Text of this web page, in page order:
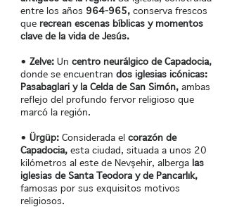
entre los años 964-965, conserva frescos
que recrean escenas bíblicas y momentos
clave de la vida de Jesús.
• Zelve: Un centro neurálgico de Capadocia,
donde se encuentran dos iglesias icónicas:
Pasabaglari y la Celda de San Simón, ambas
reflejo del profundo fervor religioso que
marcó la región.
• Ürgüp: Considerada el corazón de
Capadocia, esta ciudad, situada a unos 20
kilómetros al este de Nevşehir, alberga las
iglesias de Santa Teodora y de Pancarlık,
famosas por sus exquisitos motivos
religiosos.